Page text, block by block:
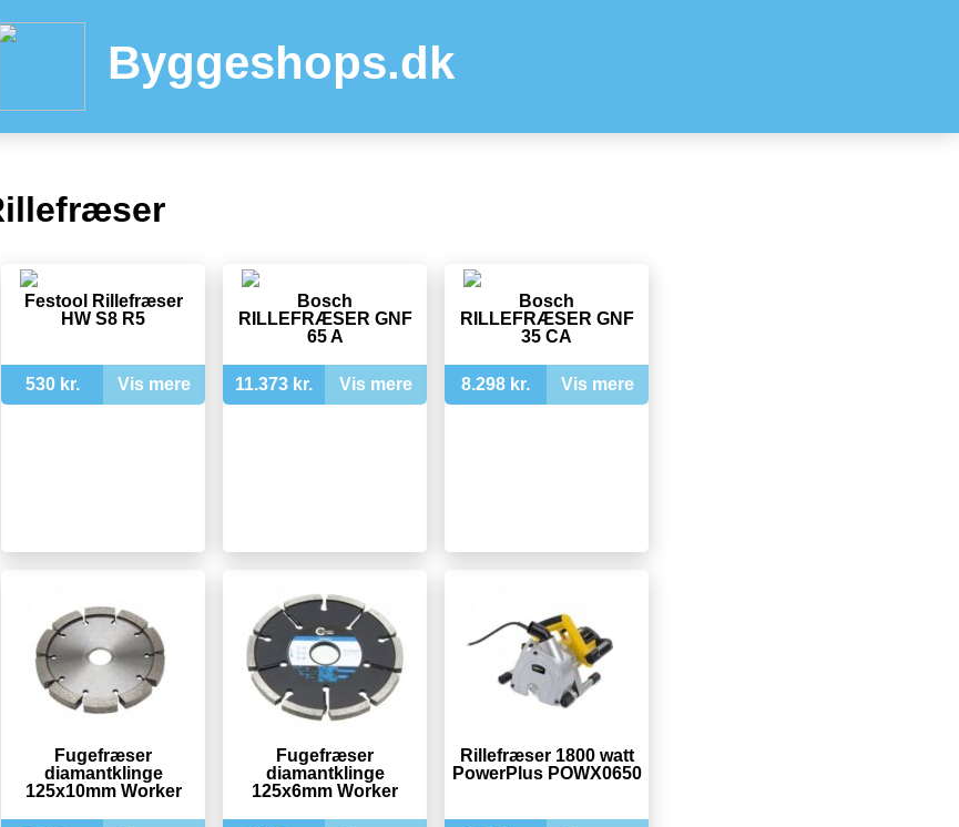
Byggeshops.dk
Festool Rillefræser
HW S8 R5
530 kr. Vis mere
Bosch
RILLEFRÆSER GNF
65 A
11.373 kr. Vis mere
Bosch
RILLEFRÆSER GNF
35 CA
8.298 kr. Vis mere
Fugefræser
diamantklinge
125x10mm Worker
Fugefræser
diamantklinge
125x6mm Worker
Rillefræser 1800 watt
PowerPlus POWX0650